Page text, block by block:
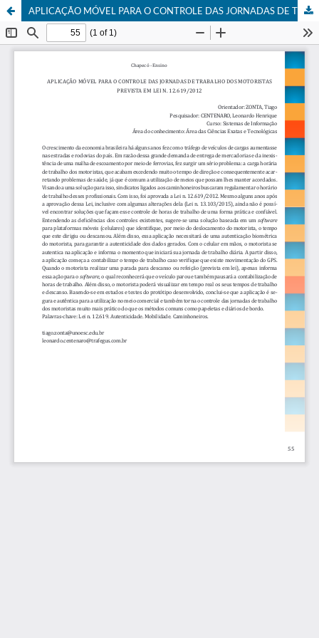
APLICAÇÃO MÓVEL PARA O CONTROLE DAS JORNADAS DE TRABALHO DOS MOTORISTAS PREVISTA EM LEI N. 12.619/2012